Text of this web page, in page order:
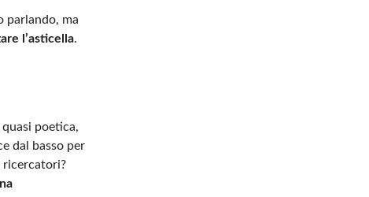
parlando, ma
l’asticella.
quasi poetica,
dal basso per
ricercatori?